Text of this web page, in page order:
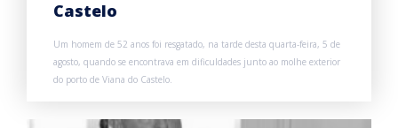
Castelo
Um homem de 52 anos foi resgatado, na tarde desta quarta-feira, 5 de
agosto, quando se encontrava em dificuldades junto ao molhe exterior
do porto de Viana do Castelo.